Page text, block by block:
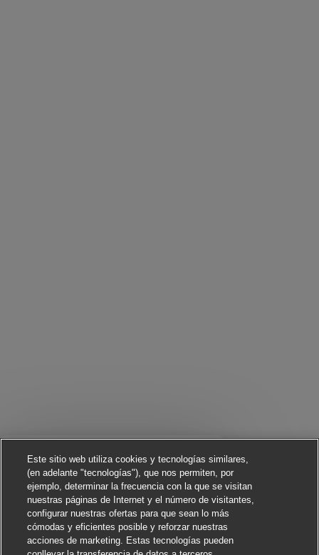
¡Hola! ¿Te interesa este trabajo? Cerrar notificación
Me interesa
Buscar trabajos similares
Este sitio web utiliza cookies y tecnologías similares,
(en adelante "tecnologías"), que nos permiten, por
ejemplo, determinar la frecuencia con la que se visitan
nuestras páginas de Internet y el número de visitantes,
configurar nuestras ofertas para que sean lo más
cómodas y eficientes posible y reforzar nuestras
acciones de marketing. Estas tecnologías pueden